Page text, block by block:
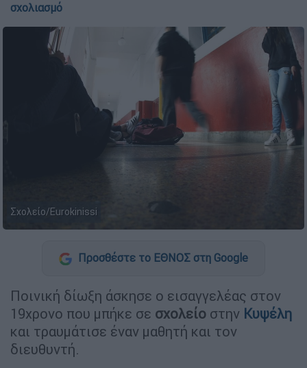
σχολιασμό
Σχολείο/Eurokinissi
Προσθέστε το ΕΘΝΟΣ στη Google
Ποινική δίωξη άσκησε ο εισαγγελέας στον
19χρονο που μπήκε σε σχολείο στην Κυψέλη
και τραυμάτισε έναν μαθητή και τον
διευθυντή.